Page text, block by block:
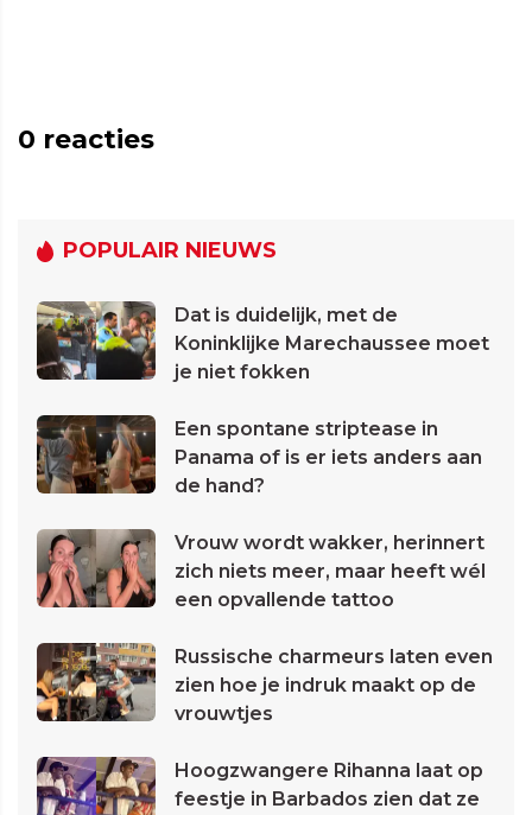
0 reacties
POPULAIR NIEUWS
Dat is duidelijk, met de
Koninklijke Marechaussee moet
je niet fokken
Een spontane striptease in
Panama of is er iets anders aan
de hand?
Vrouw wordt wakker, herinnert
zich niets meer, maar heeft wél
een opvallende tattoo
Russische charmeurs laten even
zien hoe je indruk maakt op de
vrouwtjes
Hoogzwangere Rihanna laat op
feestje in Barbados zien dat ze